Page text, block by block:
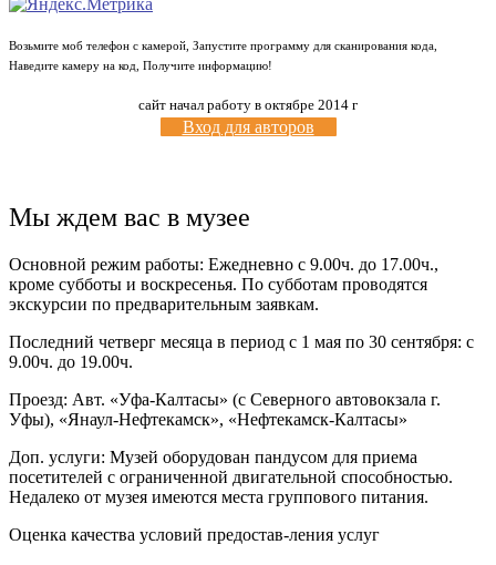
Возьмите моб телефон с камерой, Запустите программу для сканирования кода,
Наведите камеру на код, Получите информацию!
сайт начал работу в октябре 2014 г
Вход для авторов
Мы ждем вас в музее
Основной режим работы: Ежедневно с 9.00ч. до 17.00ч.,
кроме субботы и воскресенья. По субботам проводятся
экскурсии по предварительным заявкам.
Последний четверг месяца в период с 1 мая по 30 сентября: с
9.00ч. до 19.00ч.
Проезд: Авт. «Уфа-Калтасы» (с Северного автовокзала г.
Уфы), «Янаул-Нефтекамск», «Нефтекамск-Калтасы»
Доп. услуги: Музей оборудован пандусом для приема
посетителей с ограниченной двигательной способностью.
Недалеко от музея имеются места группового питания.
Оценка качества условий предостав-ления услуг